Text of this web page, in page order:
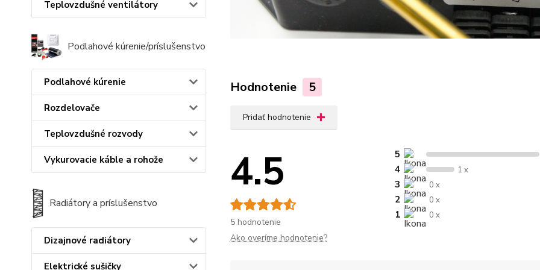
Teplovzdušné ventilátory
Podlahové kúrenie/príslušenstvo
Podlahové kúrenie
Rozdelovače
Teplovzdušné rozvody
Vykurovacie káble a rohože
Radiátory a príslušenstvo
Dizajnové radiátory
Elektrické sušičky
Hodnotenie 5
Pridať hodnotenie
4.5
5 hodnotenie
5
4
1 x
3 0 x
2 0 x
1 0 x
Ako overíme hodnotenie?